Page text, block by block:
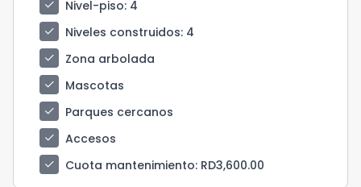
check
Nivel-piso: 4
check
Niveles construidos: 4
check
Zona arbolada
check
Mascotas
check
Parques cercanos
check
Accesos
check
Cuota mantenimiento: RD3,600.00